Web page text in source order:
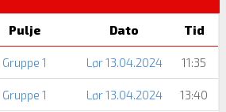
Pulje Dato Tid
Gruppe 1 Lør 13.04.2024 11:35
Gruppe 1 Lør 13.04.2024 13:40